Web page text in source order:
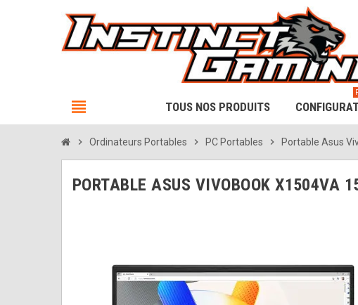
view_headline TOUS NOS PRODUITS
chevron_right Ordinateurs Portables chevron_right PC Portables chevron_right Portable Asus
PORTABLE ASUS VIVOBOOK X1504VA